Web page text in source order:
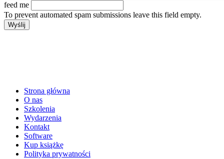
feed me
To prevent automated spam submissions leave this field empty.
Strona główna
O nas
Szkolenia
Wydarzenia
Kontakt
Software
Kup książkę
Polityka prywatności